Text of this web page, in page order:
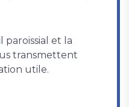
paroissial et la
transmettent
utile.